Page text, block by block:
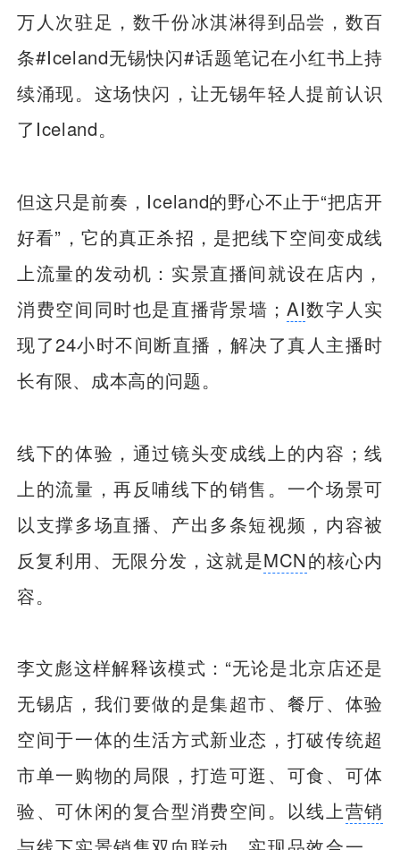
万人次驻足，数千份冰淇淋得到品尝，数百
条#Iceland无锡快闪#话题笔记在小红书上持
续涌现。这场快闪，让无锡年轻人提前认识
了Iceland。
但这只是前奏，Iceland的野心不止于“把店开
好看”，它的真正杀招，是把线下空间变成线
上流量的发动机：实景直播间就设在店内，
消费空间同时也是直播背景墙； AI数字人实
现了24小时不间断直播，解决了真人主播时
长有限、成本高的问题。
线下的体验，通过镜头变成线上的内容；线
上的流量，再反哺线下的销售。一个场景可
以支撑多场直播、产出多条短视频，内容被
反复利用、无限分发，这就是MCN的核心内
容。
李文彪这样解释该模式：“无论是北京店还是
无锡店，我们要做的是集超市、餐厅、体验
空间于一体的生活方式新业态，打破传统超
市单一购物的局限，打造可逛、可食、可体
验、可休闲的复合型消费空间。以线上营销